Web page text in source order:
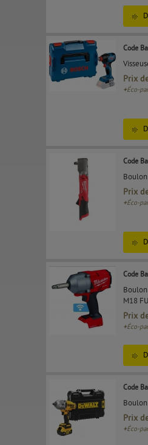
Code
Prix
+Éco-
Code
Prix
+Éco-
Code
M18
Prix
+Éco-
Code
Prix
+Éco-